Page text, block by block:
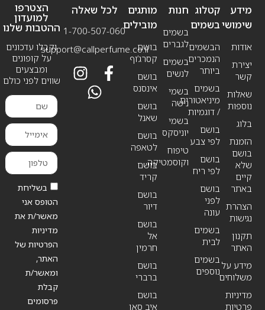
מידע
שימושי
אודות
יצירת
קשר
שאלות
נוספות
בלוג
הזמנת
בושם
שלא
קיים
באתר
הצהרת
נגישות
תקנון
האתר
מידע על
משלוחים
מדיניות
פרטיות
חנות
בשמים
לגברים
בשמים
לנשים
בשמי
נישה
בשמי
יוניסקס
טיפוח
וקוסמטיקה
קטלוג
בשמים
הבשמים
הנמכרים
ביותר
בשמים
מיניאטורים
/ דוגמיות
בושם
לפי צבע
בושם
לפי ריח
בושם
לפני
עונה
בשמים
לבית
בשמים
נוספים
מותגים
מובילים
בושם
קסרג’וף
בושם
אינסנס
בושם
שאנל
בושם
לטאפה
בושם
קריד
בושם
דיור
בושם
אל
חרמין
בושם
ברברי
בושם
איב סאן
לכל שאלה
1-700-507-060
support@callperfume.co.il
הצטרפו
למועדון
ההטבות שלנו
וקבלו עדכונים
על קופונים
ומבצעים
שווים לפני כולם
בשליחת
הטופס אני
מאשר/ת את
מדיניות
הפרטיות של
האתר,
ומאשר/ת
קבלת
פרסומים